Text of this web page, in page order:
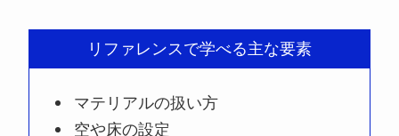
リファレンスで学べる主な要素
マテリアルの扱い方
空や床の設定